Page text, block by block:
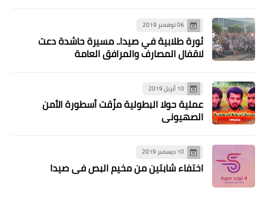
أخبار فلسطين
جبهة التحرير الفلسطينية ترحب بقرارات
المجلس المركزي وتدعو الى تطبيقها
06 نوفمبر 2019
ثورة طلابية في صيدا.. مسيرة حاشدة دعت
لاقفال المصارف والمرافق العامة
10 أبريل 2019
عملية حولا البطولية مزّقت أسطورة الأمن
الصهيوني
10 ديسمبر 2019
اختفاء شابتين من مخيم البص في صيدا